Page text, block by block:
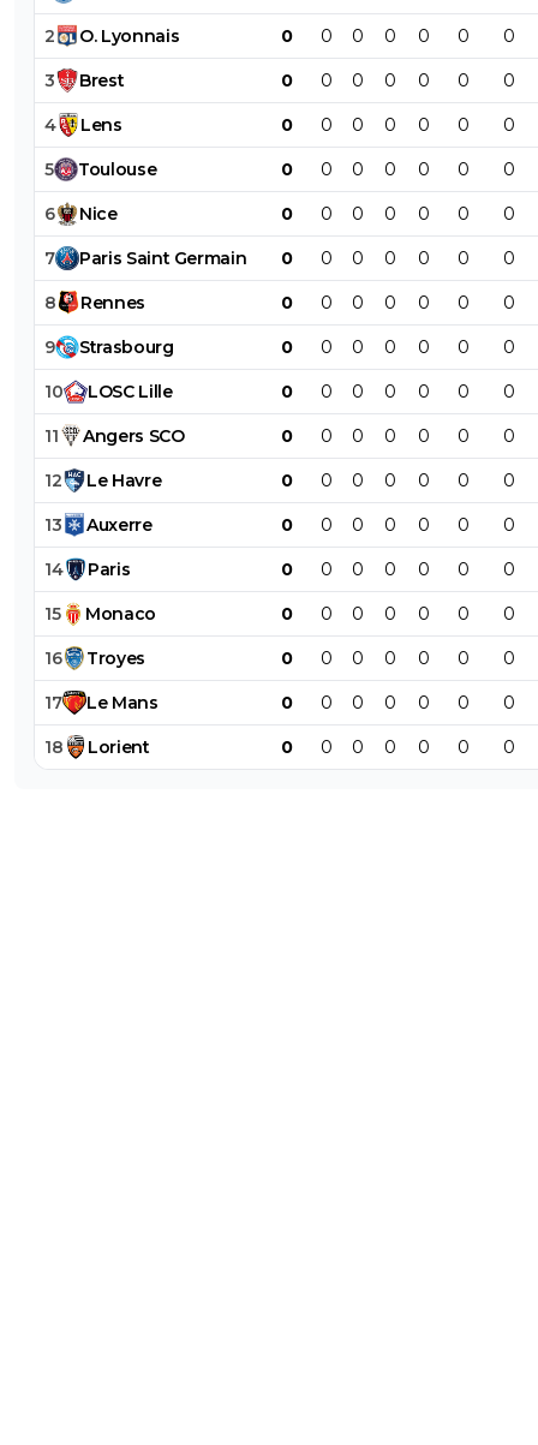
2 O. Lyonnais 0 0 0 0 0 0 0
3 Brest 0 0 0 0 0 0 0
4 Lens 0 0 0 0 0 0 0
5 Toulouse 0 0 0 0 0 0 0
6 Nice 0 0 0 0 0 0 0
7 Paris Saint Germain 0 0 0 0 0 0 0
8 Rennes 0 0 0 0 0 0 0
9 Strasbourg 0 0 0 0 0 0 0
10 LOSC Lille 0 0 0 0 0 0 0
11 Angers SCO 0 0 0 0 0 0 0
12 Le Havre 0 0 0 0 0 0 0
13 Auxerre 0 0 0 0 0 0 0
14 Paris 0 0 0 0 0 0 0
15 Monaco 0 0 0 0 0 0 0
16 Troyes 0 0 0 0 0 0 0
17 Le Mans 0 0 0 0 0 0 0
18 Lorient 0 0 0 0 0 0 0